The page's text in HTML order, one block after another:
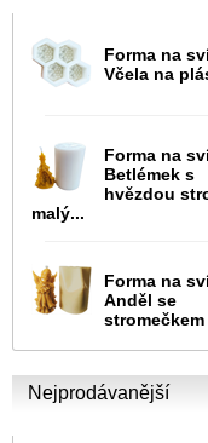
Forma na
Včela na
Forma na
Betlémek s
hvězdou
malý...
Forma na
Anděl se
stromečkem
Nejprodávanější